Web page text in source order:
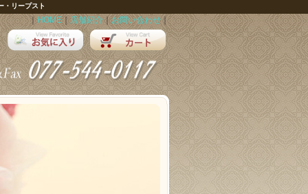
・リープスト
｜ HOME｜ 店舗紹介 ｜お問い合わせ｜